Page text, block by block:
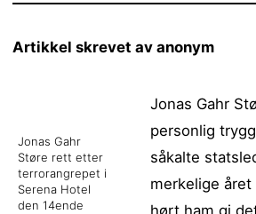
Artikkel skrevet av anonym
Jonas Gahr
Støre rett etter
terrorangrepet i
Serena Hotel
den 14ende
Jonas Gahr
personlig
såkalte
merkelige
hørt ham gi